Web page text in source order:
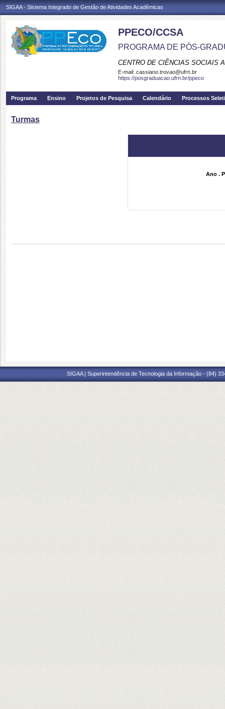
SIGAA - Sistema Integrado de Gestão de Atividades Acadêmicas
PPECO/CCSA
PROGRAMA DE PÓS-
CENTRO DE CIÊNCIAS SOCIAIS
E-mail: cassiano.trovao@ufrn.br
https://posgraduacao.ufrn.br/ppeco
Programa Ensino Projetos de Pesquisa Calendário Processos
Turmas
Ano .
SIGAA | Superintendência de Tecnologia da Informação - (84)